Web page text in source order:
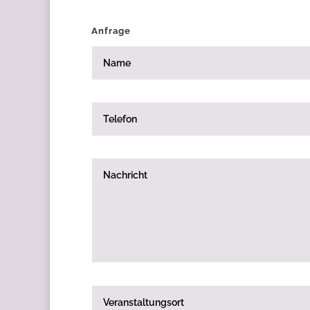
Anfrage
Telefon
Nachricht